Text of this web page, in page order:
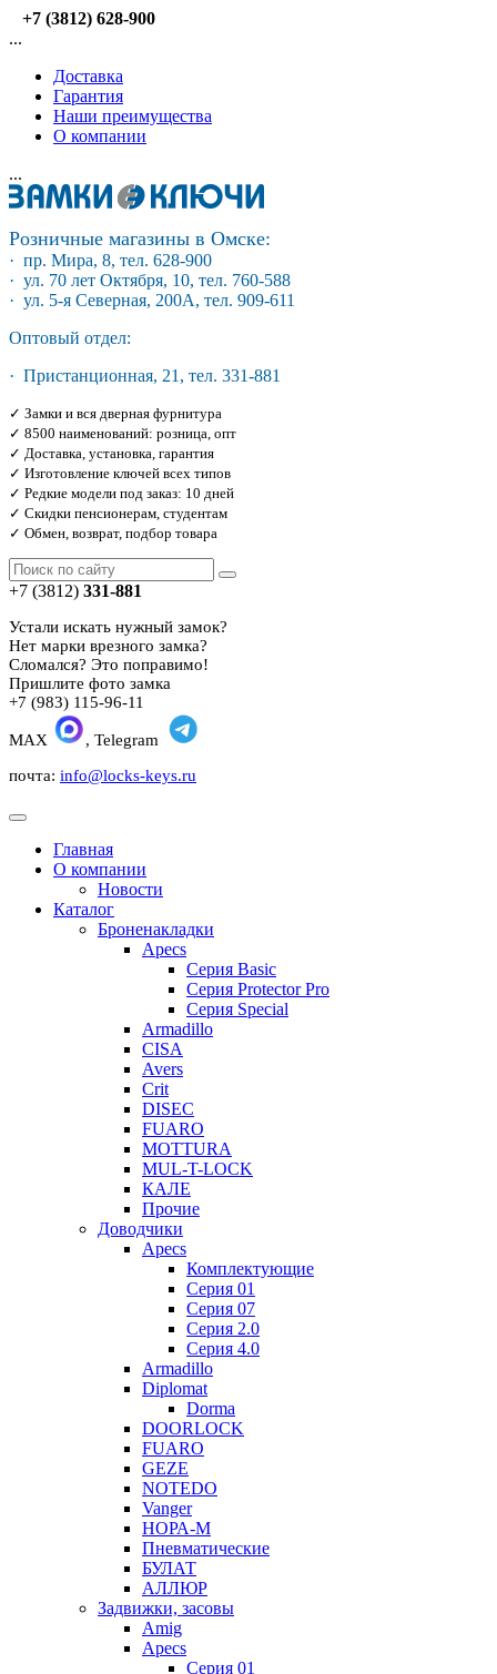
+7 (3812) 628-900
...
Доставка
Гарантия
Наши преимущества
О компании
...
Розничные магазины в Омске:
· пр. Мира, 8, тел. 628-900
· ул. 70 лет Октября, 10, тел. 760-588
· ул. 5-я Северная, 200А, тел. 909-611
Оптовый отдел:
· Пристанционная, 21, тел. 331-881
✓ Замки и вся дверная фурнитура
✓ 8500 наименований: розница, опт
✓ Доставка, установка, гарантия
✓ Изготовление ключей всех типов
✓ Редкие модели под заказ: 10 дней
✓ Скидки пенсионерам, студентам
✓ Обмен, возврат, подбор товара
+7 (3812) 331-881
Устали искать нужный замок?
Нет марки врезного замка?
Сломался? Это поправимо!
Пришлите фото замка
+7 (983) 115-96-11
MAX
, Telegram
почта: info@locks-keys.ru
Главная
О компании
Новости
Каталог
Броненакладки
Apecs
Серия Basic
Серия Protector Pro
Серия Special
Armadillo
CISA
Avers
Crit
DISEC
FUARO
MOTTURA
MUL-T-LOCK
КАЛЕ
Прочие
Доводчики
Apecs
Комплектующие
Серия 01
Серия 07
Серия 2.0
Серия 4.0
Armadillo
Diplomat
Dorma
DOORLOCK
FUARO
GEZE
NOTEDO
Vanger
НОРА-М
Пневматические
БУЛАТ
АЛЛЮР
Задвижки, засовы
Amig
Apecs
Серия 01